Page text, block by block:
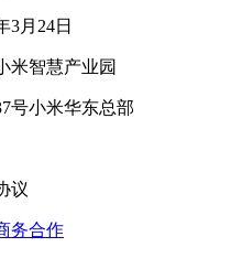
3月24日
米智慧产业园
号小米华东总部
议
务合作